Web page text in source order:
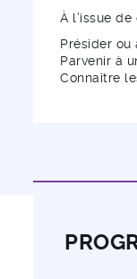
À l’issue
Présider
Parvenir à
Connaître